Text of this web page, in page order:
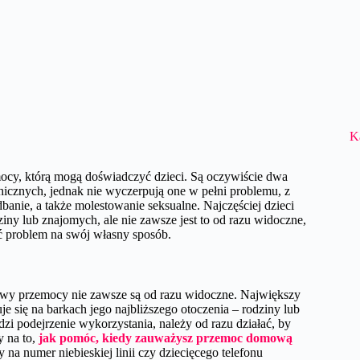
którą mogą doświadczyć dzieci. Są oczywiście dwa
jednak nie wyczerpują one w pełni problemu, z
a także molestowanie seksualne. Najczęściej dzieci
lub znajomych, ale nie zawsze jest to od razu widoczne,
na swój własny sposób.
przemocy nie zawsze są od razu widoczne. Największy
się na barkach jego najbliższego otoczenia – rodziny lub
podejrzenie wykorzystania, należy od razu działać, by
na to, jak pomóc, kiedy zauważysz przemoc domową
na numer niebieskiej linii czy dziecięcego telefonu